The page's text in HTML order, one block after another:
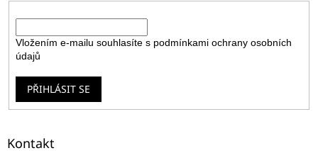
Vložením e-mailu souhlasíte s podmínkami ochrany osobních
údajů
PŘIHLÁSIT SE
Kontakt